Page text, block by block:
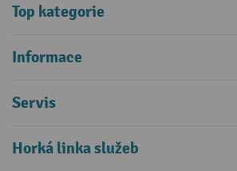
Top kategorie
Informace
Servis
Horká linka služeb